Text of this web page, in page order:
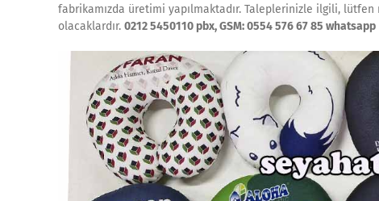
fabrikamızda üretimi yapılmaktadır. Taleplerinizle ilgili,
olacaklardır. 0212 5450110 pbx, GSM: 0554 576 67 85 whatsapp